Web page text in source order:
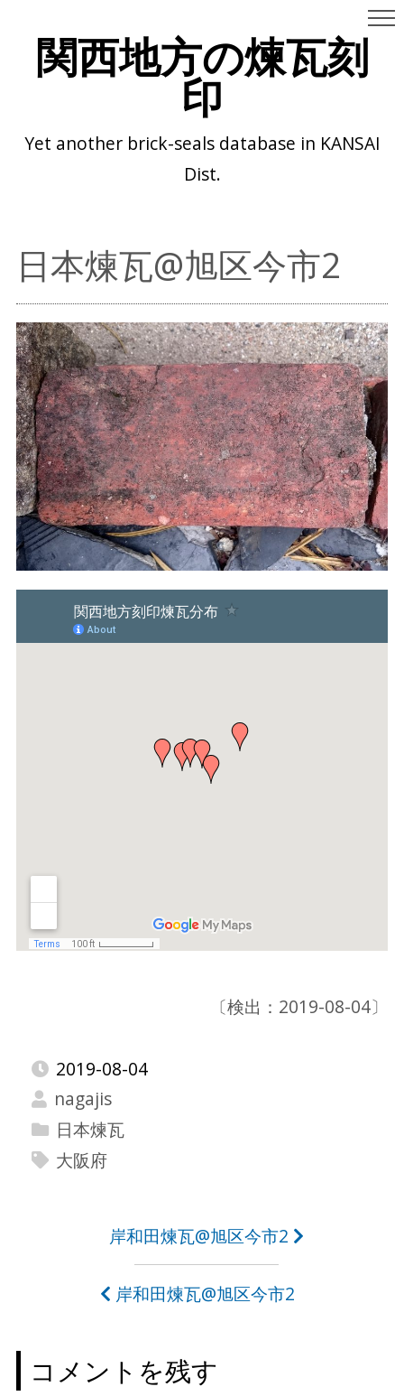
関西地方の煉瓦刻
印
Yet another brick-seals database in KANSAI
Dist.
日本煉瓦@旭区今市2
〔検出：2019-08-04〕
2019-08-04
nagajis
日本煉瓦
大阪府
ビ
ゲ
岸和田煉瓦@旭区今市2
岸和田煉瓦@旭区今市2
コメントを残す